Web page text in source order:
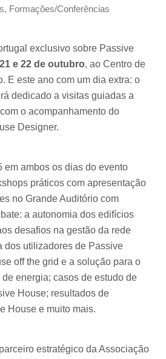
, Formações/Conferências
exclusivo sobre Passive
21 e 22 de outubro, ao Centro de
E este ano com um dia extra: o
dedicado a visitas guiadas a
o acompanhamento do
Designer.
em ambos os dias do evento
práticos com apresentação
no Grande Auditório com
a autonomia dos edifícios
desafios na gestão da rede
dos utilizadores de Passive
off the grid e a solução para o
energia; casos de estudo de
House; resultados de
House e muito mais.
estratégico da Associação